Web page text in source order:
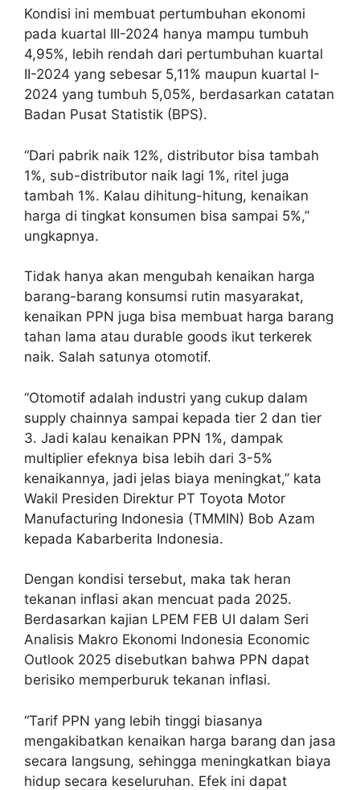
Kondisi ini membuat pertumbuhan ekonomi
pada kuartal III-2024 hanya mampu tumbuh
4,95%, lebih rendah dari pertumbuhan kuartal
II-2024 yang sebesar 5,11% maupun kuartal I-
2024 yang tumbuh 5,05%, berdasarkan catatan
Badan Pusat Statistik (BPS).
“Dari pabrik naik 12%, distributor bisa tambah
1%, sub-distributor naik lagi 1%, ritel juga
tambah 1%. Kalau dihitung-hitung, kenaikan
harga di tingkat konsumen bisa sampai 5%,”
ungkapnya.
Tidak hanya akan mengubah kenaikan harga
barang-barang konsumsi rutin masyarakat,
kenaikan PPN juga bisa membuat harga barang
tahan lama atau durable goods ikut terkerek
naik. Salah satunya otomotif.
“Otomotif adalah industri yang cukup dalam
supply chainnya sampai kepada tier 2 dan tier
3. Jadi kalau kenaikan PPN 1%, dampak
multiplier efeknya bisa lebih dari 3-5%
kenaikannya, jadi jelas biaya meningkat,” kata
Wakil Presiden Direktur PT Toyota Motor
Manufacturing Indonesia (TMMIN) Bob Azam
kepada Kabarberita Indonesia.
Dengan kondisi tersebut, maka tak heran
tekanan inflasi akan mencuat pada 2025.
Berdasarkan kajian LPEM FEB UI dalam Seri
Analisis Makro Ekonomi Indonesia Economic
Outlook 2025 disebutkan bahwa PPN dapat
berisiko memperburuk tekanan inflasi.
“Tarif PPN yang lebih tinggi biasanya
mengakibatkan kenaikan harga barang dan jasa
secara langsung, sehingga meningkatkan biaya
hidup secara keseluruhan. Efek ini dapat